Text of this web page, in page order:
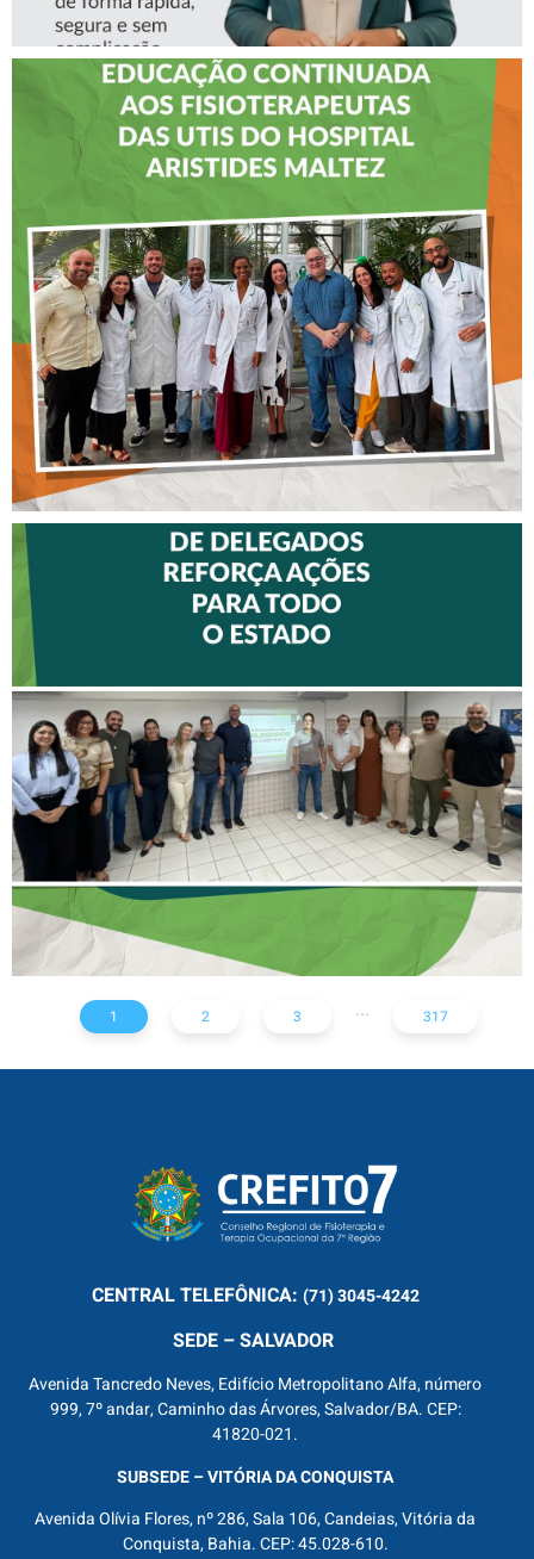
CREFITO-7 LEVA EDUCAÇÃO
CONTINUADA AOS
FISIOTERAPEUTAS DAS UTIs
DO HOSPITAL ARISTIDES
MALTEZ
DELEGADOS REFORÇA
AÇÕES PARA TODO O
ESTADO
1 2 3 ... 317
CENTRALTELEFÔNICA: (71) 3045-4242
SEDE – SALVADOR
Avenida Tancredo Neves, Edifício Metropolitano Alfa, número
999, 7º andar, Caminho das Árvores, Salvador/BA. CEP:
41820-021.
SUBSEDE – VITÓRIA DA CONQUISTA
Avenida Olívia Flores, nº 286, Sala 106, Candeias, Vitória da
Conquista, Bahia. CEP: 45.028-610.